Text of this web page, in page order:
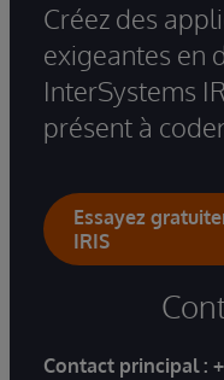
Créez des
exigeantes en
InterSystems
présent à
Essayez
IRIS
Contact principal :